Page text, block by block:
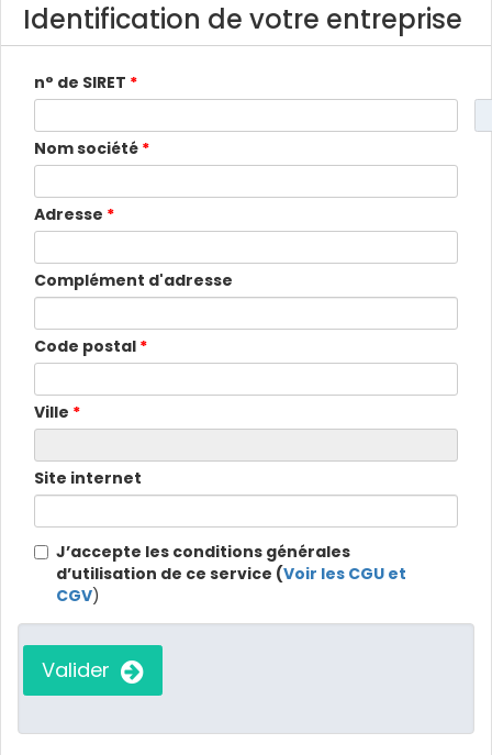
Identification de votre entreprise
n° de SIRET *
Nom société *
Adresse *
Complément d'adresse
Code postal *
Ville *
Site internet
J’accepte les conditions générales
d’utilisation de ce service (Voir les CGU et
CGV)
Valider